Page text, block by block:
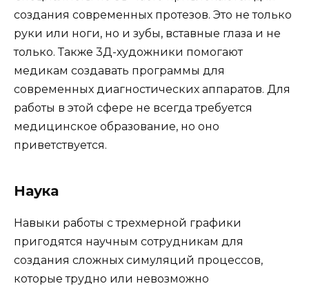
создания современных протезов. Это не только
руки или ноги, но и зубы, вставные глаза и не
только. Также 3Д-художники помогают
медикам создавать программы для
современных диагностических аппаратов. Для
работы в этой сфере не всегда требуется
медицинское образование, но оно
приветствуется.
Наука
Навыки работы с трехмерной графики
пригодятся научным сотрудникам для
создания сложных симуляций процессов,
которые трудно или невозможно